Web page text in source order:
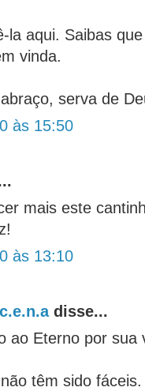
la aqui. Saibas
vinda.
serva de
às 15:50
mais este
às 13:10
disse...
ao Eterno por sua
têm sido